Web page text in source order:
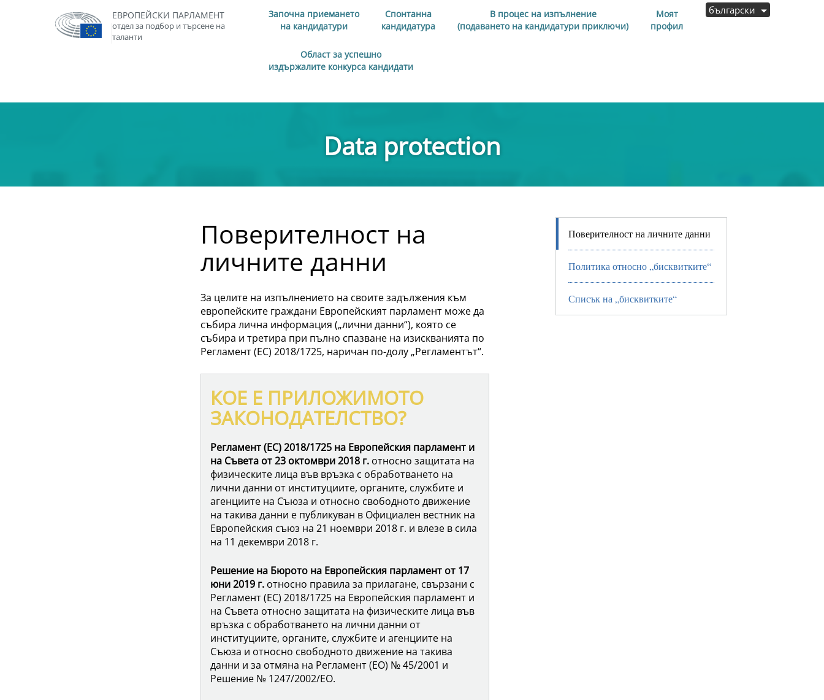
ЕВРОПЕЙСКИ ПАРЛАМЕНТ
отдел за подбор и търсене на
таланти
Започна приемането
на кандидатури
Спонтанна
кандидатура
В процес на изпълнение
(подаването на кандидатури приключи)
Моят
профил
Област за успешно
издържалите конкурса кандидати
български
Data protection
Поверителност на
личните данни
За целите на изпълнението на своите задължения към
европейските граждани Европейският парламент може да
събира лична информация („лични данни“), която се
събира и третира при пълно спазване на изискванията по
Регламент (ЕС) 2018/1725, наричан по-долу „Регламентът“.
КОЕ Е ПРИЛОЖИМОТО
ЗАКОНОДАТЕЛСТВО?
Регламент (ЕС) 2018/1725 на Европейския парламент и
на Съвета от 23 октомври 2018 г.относно защитата на
физическите лица във връзка с обработването на
лични данни от институциите, органите, службите и
агенциите на Съюза и относно свободното движение
на такива данни е публикуван в Официален вестник на
Европейския съюз на 21 ноември 2018 г. и влезе в сила
на 11 декември 2018 г.
Решение на Бюрото на Европейския парламент от 17
юни 2019 г.относно правила за прилагане, свързани с
Регламент (ЕС) 2018/1725 на Европейския парламент и
на Съвета относно защитата на физическите лица във
връзка с обработването на лични данни от
институциите, органите, службите и агенциите на
Съюза и относно свободното движение на такива
данни и за отмяна на Регламент (ЕО) № 45/2001 и
Решение № 1247/2002/ЕО.
Поверителност на личните данни
Политика относно „бисквитките“
Списък на „бисквитките“